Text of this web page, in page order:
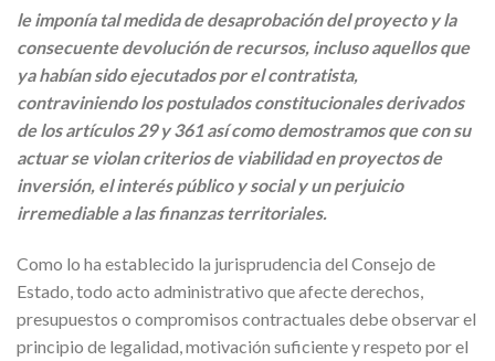
le imponía tal medida de desaprobación del proyecto y la
consecuente devolución de recursos, incluso aquellos que
ya habían sido ejecutados por el contratista,
contraviniendo los postulados constitucionales derivados
de los artículos 29 y 361 así como demostramos que con su
actuar se violan criterios de viabilidad en proyectos de
inversión, el interés público y social y un perjuicio
irremediable a las finanzas territoriales.
Como lo ha establecido la jurisprudencia del Consejo de
Estado, todo acto administrativo que afecte derechos,
presupuestos o compromisos contractuales debe observar el
principio de legalidad, motivación suficiente y respeto por el